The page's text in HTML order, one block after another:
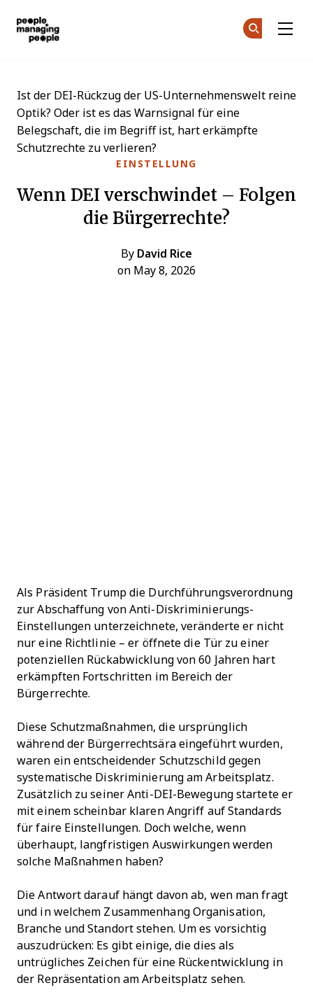
EINSTELLUNG
Wenn DEI verschwindet – Folgen
die Bürgerrechte?
By David Rice
on May 8, 2026
Ist der DEI-Rückzug der US-Unternehmenswelt reine
Optik? Oder ist es das Warnsignal für eine
Belegschaft, die im Begriff ist, hart erkämpfte
Schutzrechte zu verlieren?
Als Präsident Trump die Durchführungsverordnung
zur Abschaffung von Anti-Diskriminierungs-
Einstellungen unterzeichnete, veränderte er nicht
nur eine Richtlinie – er öffnete die Tür zu einer
potenziellen Rückabwicklung von 60 Jahren hart
erkämpften Fortschritten im Bereich der
Bürgerrechte.
Diese Schutzmaßnahmen, die ursprünglich
während der Bürgerrechtsära eingeführt wurden,
waren ein entscheidender Schutzschild gegen
systematische Diskriminierung am Arbeitsplatz.
Zusätzlich zu seiner Anti-DEI-Bewegung startete er
mit einem scheinbar klaren Angriff auf Standards
für faire Einstellungen. Doch welche, wenn
überhaupt, langfristigen Auswirkungen werden
solche Maßnahmen haben?
Die Antwort darauf hängt davon ab, wen man fragt
und in welchem Zusammenhang Organisation,
Branche und Standort stehen. Um es vorsichtig
auszudrücken: Es gibt einige, die dies als
untrügliches Zeichen für eine Rückentwicklung in
der Repräsentation am Arbeitsplatz sehen.